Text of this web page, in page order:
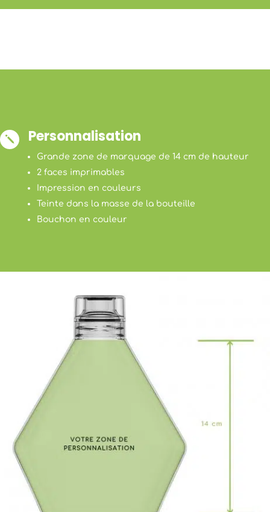
j Personnalisation
Grande zone de marquage de 14 cm de hauteur
2 faces imprimables
Impression en couleurs
Teinte dans la masse de la bouteille
Bouchon en couleur